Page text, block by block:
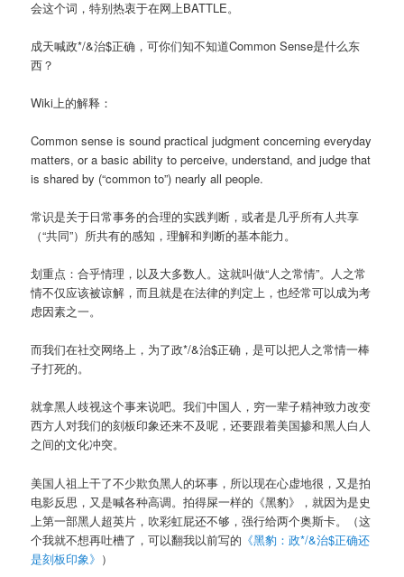
会这个词，特别热衷于在网上BATTLE。
成天喊政*/&治$正确，可你们知不知道Common Sense是什么东
西？
Wiki上的解释：
Common sense is sound practical judgment concerning everyday
matters, or a basic ability to perceive, understand, and judge that
is shared by (“common to”) nearly all people.
常识是关于日常事务的合理的实践判断，或者是几乎所有人共享
（“共同”）所共有的感知，理解和判断的基本能力。
划重点：合乎情理，以及大多数人。这就叫做“人之常情”。人之常
情不仅应该被谅解，而且就是在法律的判定上，也经常可以成为考
虑因素之一。
而我们在社交网络上，为了政*/&治$正确，是可以把人之常情一棒
子打死的。
就拿黑人歧视这个事来说吧。我们中国人，穷一辈子精神致力改变
西方人对我们的刻板印象还来不及呢，还要跟着美国掺和黑人白人
之间的文化冲突。
美国人祖上干了不少欺负黑人的坏事，所以现在心虚地很，又是拍
电影反思，又是喊各种高调。拍得屎一样的《黑豹》，就因为是史
上第一部黑人超英片，吹彩虹屁还不够，强行给两个奥斯卡。（这
个我就不想再吐槽了，可以翻我以前写的 《黑豹：政*/&治$正确还
是刻板印象》 ）